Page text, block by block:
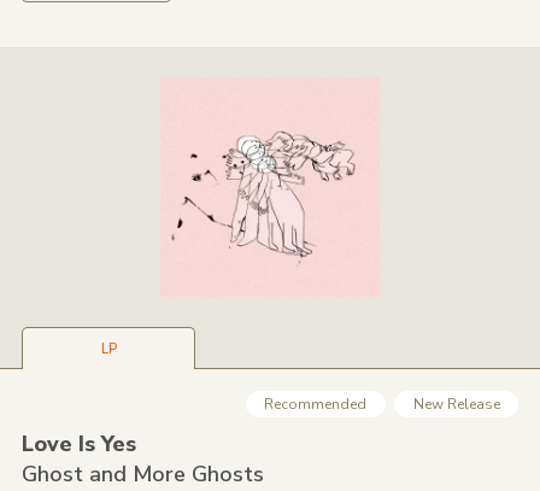
LP
Recommended New Release
Love Is Yes
Ghost and More Ghosts